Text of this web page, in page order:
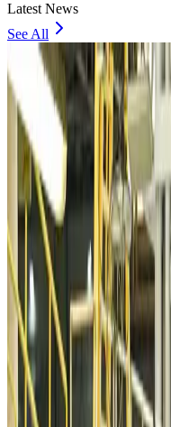
Latest News
See All
VIPs, CIPs must follow same
Minister
Airports and Infrastructure
Bangladeshi student joins
icebreaker
Travel Diaries about 18
Malaysia introduces stricter
Tourism about 20 hours ago
Malaysia Airlines, JDT FC
Life & Style about 21 hours
Orbis Int’l, AirAsia partner to
Brand Stories about 21